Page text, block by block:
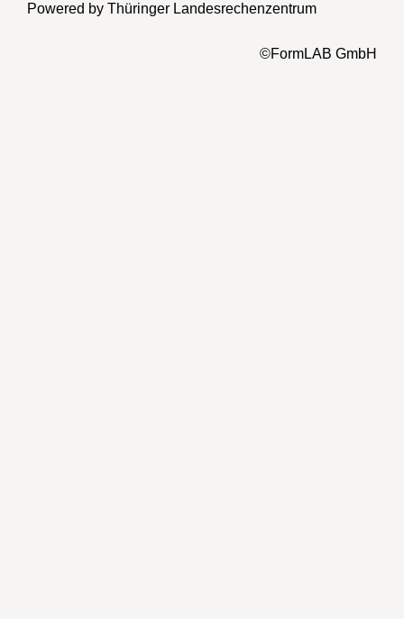
Powered by Thüringer Landesrechenzentrum
©FormLAB GmbH